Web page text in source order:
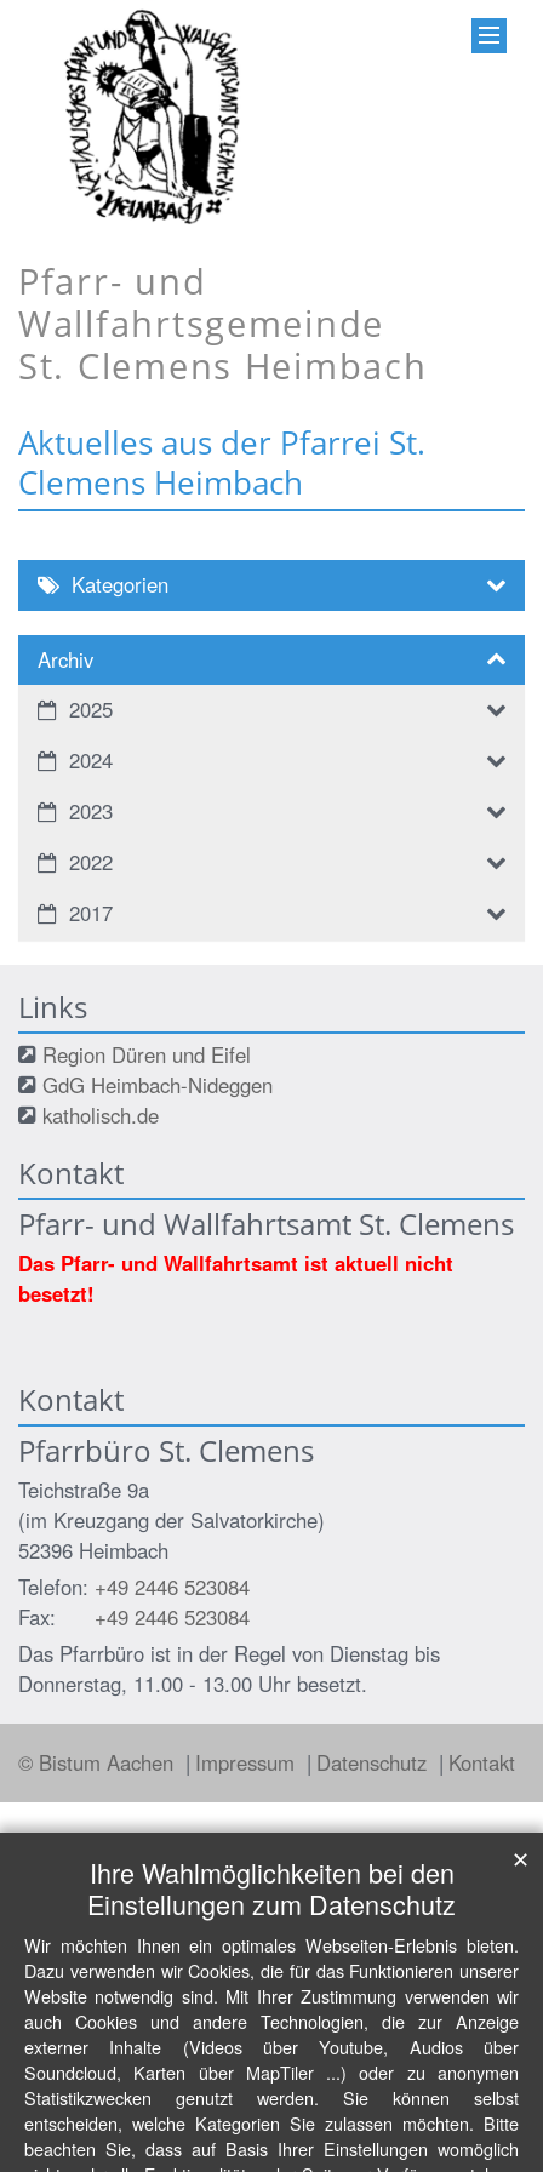
Pfarr- und
Wallfahrtsgemeinde
St. Clemens Heimbach
Aktuelles aus der Pfarrei St.
Clemens Heimbach
Kategorien
Archiv
2025
2024
2023
2022
2017
Links
Region Düren und Eifel
GdG Heimbach-Nideggen
katholisch.de
Kontakt
Pfarr- und Wallfahrtsamt St. Clemens
Das Pfarr- und Wallfahrtsamt ist aktuell nicht
besetzt!
Kontakt
Pfarrbüro St. Clemens
Teichstraße 9a
(im Kreuzgang der Salvatorkirche)
52396 Heimbach
Telefon: +49 2446 523084
Fax:
+49 2446 523084
Das Pfarrbüro ist in der Regel von Dienstag bis
Donnerstag, 11.00 - 13.00 Uhr besetzt.
© Bistum Aachen Impressum Datenschutz Kontakt
Ihre Wahlmöglichkeiten bei den
Einstellungen zum Datenschutz
Wir möchten Ihnen ein optimales Webseiten-Erlebnis bieten.
Dazu verwenden wir Cookies, die für das Funktionieren unserer
Website notwendig sind. Mit Ihrer Zustimmung verwenden wir
auch Cookies und andere Technologien, die zur Anzeige
externer Inhalte (Videos über Youtube, Audios über
Soundcloud, Karten über MapTiler ...) oder zu anonymen
Statistikzwecken genutzt werden. Sie können selbst
entscheiden, welche Kategorien Sie zulassen möchten. Bitte
beachten Sie, dass auf Basis Ihrer Einstellungen womöglich
✕